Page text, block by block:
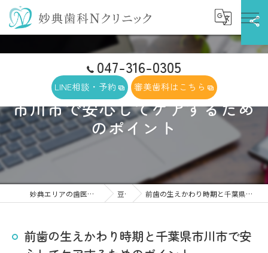
前歯の生えかわり時期と千葉県
市川市で安心してケアするため
のポイント
妙典エリアの歯医者なら妙典歯科Nクリニック 豆知識 前歯の生えかわり時期と千葉県市川市で安心してケアするためのポイント
前歯の生えかわり時期と千葉県市川市で安
047-316-0305
LINE相談・予約 審美歯科はこちら